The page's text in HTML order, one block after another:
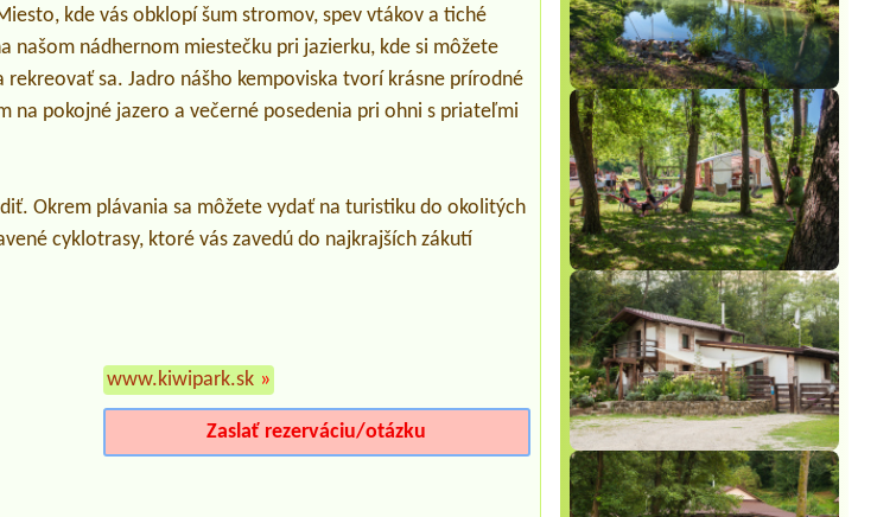
kde vás obklopí šum stromov, spev vtákov a tiché
našom nádhernom miestečku pri jazierku, kde si môžete
sa. Jadro nášho kempoviska tvorí krásne prírodné
na pokojné jazero a večerné posedenia pri ohni s priateľmi
Okrem plávania sa môžete vydať na turistiku do okolitých
cyklotrasy, ktoré vás zavedú do najkrajších zákutí
www.kiwipark.sk »
Zaslať rezerváciu/otázku